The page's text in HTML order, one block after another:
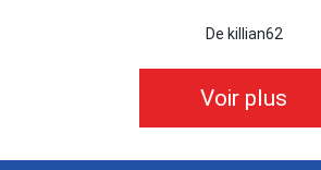
De Ornella
Voir plus